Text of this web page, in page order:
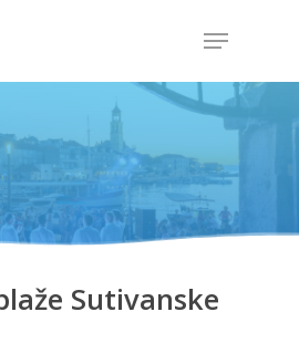
or ESC to close
Sutivanske